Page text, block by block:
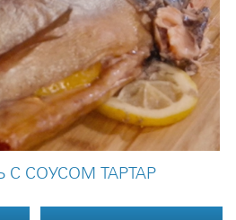
С СОУСОМ ТАРТАР